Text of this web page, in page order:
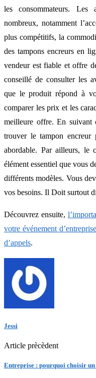
les consommateurs.
nombreux, notamment
plus compétitifs, la
des tampons encreurs en
vendeur est fiable et offre
conseillé de consulter les
que le produit répond à
comparer les prix et les
meilleure offre. En suivant
trouver le tampon
abordable. Par ailleurs, le
élément essentiel que vous
différents modèles. Vous
vos besoins. Il Doit surtout
Découvrez ensuite,
votre événement d’entreprise
d’appels.
Jessi
Article prècèdent
Entreprise : pourquoi choisir un